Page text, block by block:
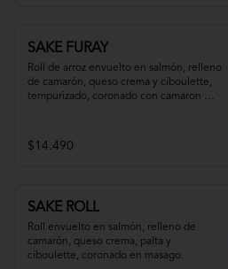
SAKE FURAY
Roll de arroz envuelto en salmón, relleno
de camarón, queso crema y ciboulette,
tempurizado, coronado con camaron
$14.490
SAKE ROLL
Roll envuelto en salmón, relleno de
camarón, queso crema, palta y
ciboulette, coronado en masago.